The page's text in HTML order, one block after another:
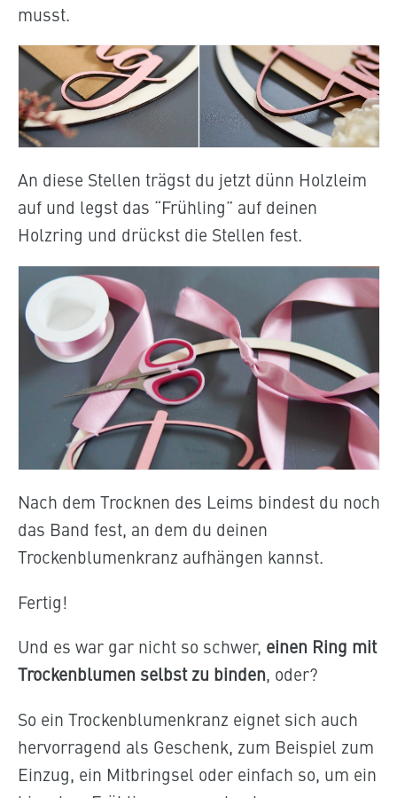
musst.
An diese Stellen trägst du jetzt dünn Holzleim
auf und legst das “Frühling” auf deinen
Holzring und drückst die Stellen fest.
Nach dem Trocknen des Leims bindest du noch
das Band fest, an dem du deinen
Trockenblumenkranz aufhängen kannst.
Fertig!
Und es war gar nicht so schwer, einen Ring mit
Trockenblumen selbst zu binden, oder?
So ein Trockenblumenkranz eignet sich auch
hervorragend als Geschenk, zum Beispiel zum
Einzug, ein Mitbringsel oder einfach so, um ein